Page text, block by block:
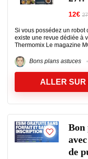
12€
Si vous possédez un robot
existe une revue dédiée à
Thermomix Le magazine
Bons plans astuces
ALLER
Bon
de